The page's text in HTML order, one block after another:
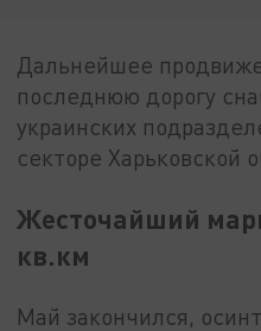
Дальнейшее
последнюю дорогу
украинских
секторе Харьковской
Жесточайший
кв.км
Май закончился,